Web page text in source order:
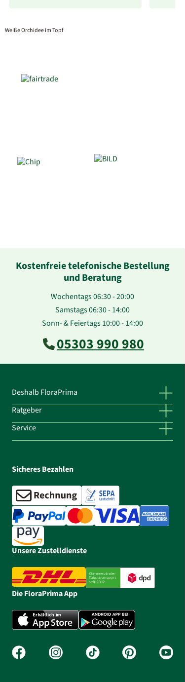
Weiße Orchidee im Topf
Kostenfreie telefonische Bestellung
und Beratung
Wochentags 06:30 - 20:00
Samstags 06:30 - 14:00
Sonn- & Feiertags 10:00 - 14:00
05303 990 980
Deshalb FloraPrima
Ratgeber
Service
Sicheres Bezahlen
Unsere Zustelldienste
Die FloraPrima App